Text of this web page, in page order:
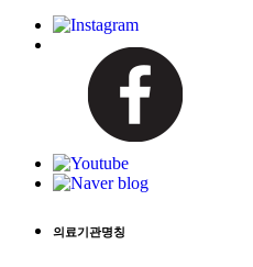
의료기관명칭